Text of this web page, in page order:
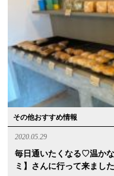
その他おすすめ情報
2020.05.29
毎日通いたくなる♡温か
ミ】さんに行って来まし